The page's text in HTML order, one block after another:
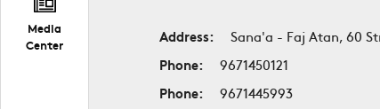
Media
Center
Address:
Sana'a - Faj Atan, 60
Phone:
9671450121
Phone:
9671445993